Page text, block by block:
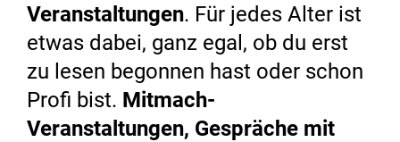
Veranstaltungen. Für jedes Alter ist
etwas dabei, ganz egal, ob du erst
zu lesen begonnen hast oder schon
Profi bist. Mitmach-
Veranstaltungen, Gespräche mit